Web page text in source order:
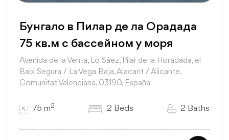
Бунгало в Пилар де ла Орадада
75 кв.м с бассейном у моря
Avenida de la Venta, Lo Sáez, Pilar de la Horadada, el
Baix Segura / La Vega Baja, Alacant / Alicante,
Comunitat Valenciana, 03190, España
75 m2 2 Beds 2 Baths